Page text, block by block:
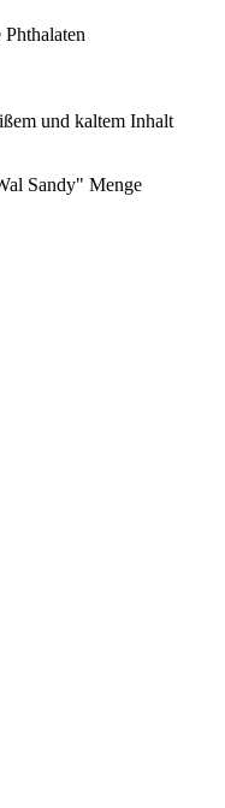
und kaltem Inhalt
Sandy" Menge